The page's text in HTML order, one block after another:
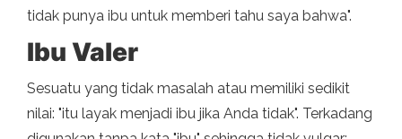
tidak punya ibu untuk memberi tahu saya bahwa".
Ibu Valer
Sesuatu yang tidak masalah atau memiliki sedikit
nilai: "itu layak menjadi ibu jika Anda tidak". Terkadang